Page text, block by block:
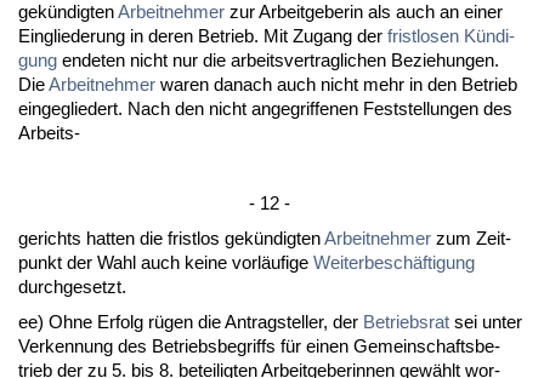
gekündig­tenAr­beit­neh­mer zur Ar­beit­ge­be­rin als auch an ei­ner
Ein­glie­de­rung in de­ren Be­trieb. Mit Zu­gang der frist­lo­sen Kündi­
gung en­de­ten nicht nur die ar­beits­ver­trag­li­chen Be­zie­hun­gen.
DieAr­beit­neh­mer wa­ren da­nach auch nicht mehr in den Be­trieb
ein­ge­glie­dert. Nach den nicht an­ge­grif­fe­nen Fest­stel­lun­gen des
Ar­beits-
- 12 -
ge­richts hat­ten die frist­los gekündig­tenAr­beit­neh­mer zum Zeit­
punkt der Wahl auch kei­ne vorläufi­ge Wei­ter­beschäfti­gung
durch­ge­setzt.
ee) Oh­ne Er­folg rügen die An­trag­stel­ler, der Be­triebs­rat sei un­ter
Ver­ken­nung des Be­triebs­be­griffs für ei­nen Ge­mein­schafts­be­
trieb der zu 5. bis 8. be­tei­lig­ten Ar­beit­ge­be­rin­nen gewählt wor­